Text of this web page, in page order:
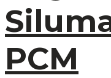
PCM